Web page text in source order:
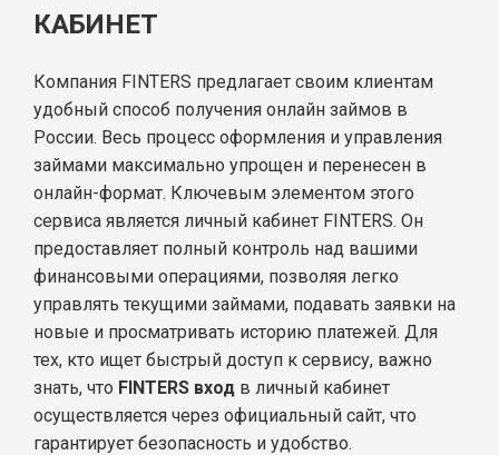
КАБИНЕТ
Компания FINTERS предлагает своим клиентам
удобный способ получения онлайн займов в
России. Весь процесс оформления и управления
займами максимально упрощен и перенесен в
онлайн-формат. Ключевым элементом этого
сервиса является личный кабинет FINTERS. Он
предоставляет полный контроль над вашими
финансовыми операциями, позволяя легко
управлять текущими займами, подавать заявки на
новые и просматривать историю платежей. Для
тех, кто ищет быстрый доступ к сервису, важно
знать, что FINTERS вход в личный кабинет
осуществляется через официальный сайт, что
гарантирует безопасность и удобство.